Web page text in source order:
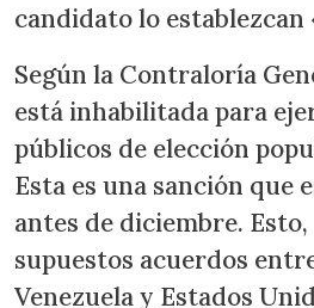
candidato lo establezcan
Según la Contraloría
está inhabilitada para
públicos de elección
Esta es una sanción que
antes de diciembre.
supuestos acuerdos
Venezuela y Estados